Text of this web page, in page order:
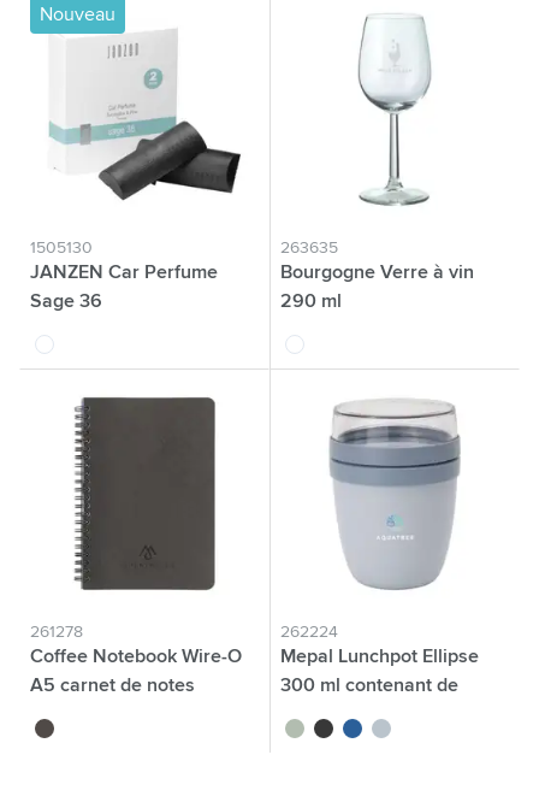
Nouveau
1505130
JANZEN Car Perfume
Sage 36
blanc
263635
Bourgogne Verre à vin
290 ml
translucide
261278
Coffee Notebook Wire-O
A5 carnet de notes
brun
262224
Mepal Lunchpot Ellipse
300 ml contenant de
vert tilleul
noir bleu bleu nordique